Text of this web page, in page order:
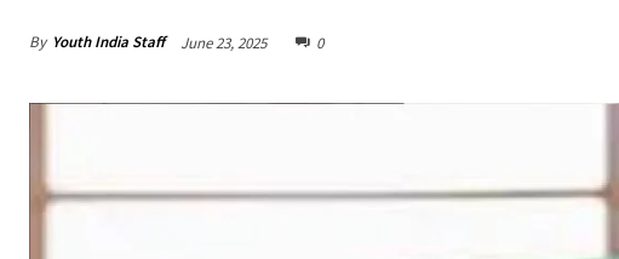
By Youth India Staff June 23, 2025 0